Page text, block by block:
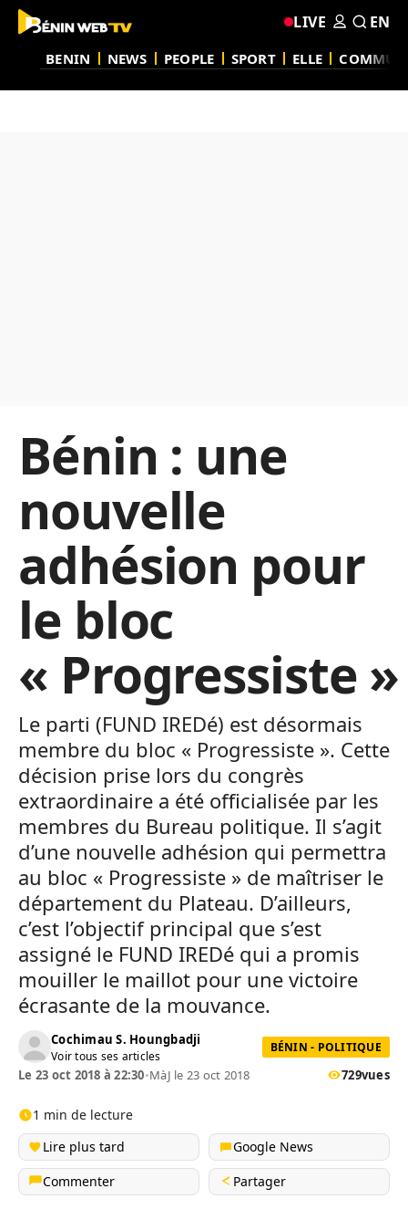
BENIN NEWS PEOPLE SPORT ELLE
LIVE EN
Bénin : une
nouvelle
adhésion pour
le bloc
« Progressiste »
Le parti (FUND IREDé) est désormais
membre du bloc « Progressiste ». Cette
décision prise lors du congrès
extraordinaire a été officialisée par les
membres du Bureau politique. Il s’agit
d’une nouvelle adhésion qui permettra
au bloc « Progressiste » de maîtriser le
département du Plateau. D’ailleurs,
c’est l’objectif principal que s’est
assigné le FUND IREDé qui a promis
mouiller le maillot pour une victoire
écrasante de la mouvance.
Cochimau S. Houngbadji
Voir tous ses articles
BÉNIN - POLITIQUE
Le 23 oct 2018 à 22:30•MàJ le 23 oct 2018 729vues
1 min de lecture
Lire plus tard
Google News
Commenter
Partager